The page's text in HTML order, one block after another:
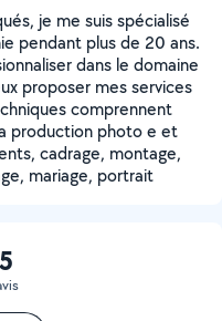
je me suis spécialisé
pendant plus de 20 ans.
dans le domaine
proposer mes services
comprennent
production photo e et
cadrage, montage,
mariage, portrait